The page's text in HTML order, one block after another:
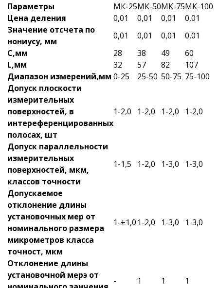
Параметры
МК-25МК-50МК-75МК-100
Цена деления
0,01 0,01 0,01
0,01
Значение отсчета по
нониусу, мм
0,01 0,01 0,01
0,01
С,мм
28 38 49
60
L,мм
32 57 82
107
Диапазон измерений,мм 0-25 25-50 50-75 75-100
Допуск плоскости
измерительных
поверхностей, в
интереференцированных
полосах, шт
1-2,0 1-2,0 1-2,0 1-2,0
Допуск параллельности
измерительных
поверхностей, мкм,
классов точности
1-1,5 1-2,0 1-3,0 1-3,0
Допускаемое
отклонение длины
установочных мер от
номинального размера
микрометров класса
точност, мкм
1-±1,0 1-2,0 1-3,0 1-3,0
Отклонение длины
установочной мерэ от
- 1 1 1